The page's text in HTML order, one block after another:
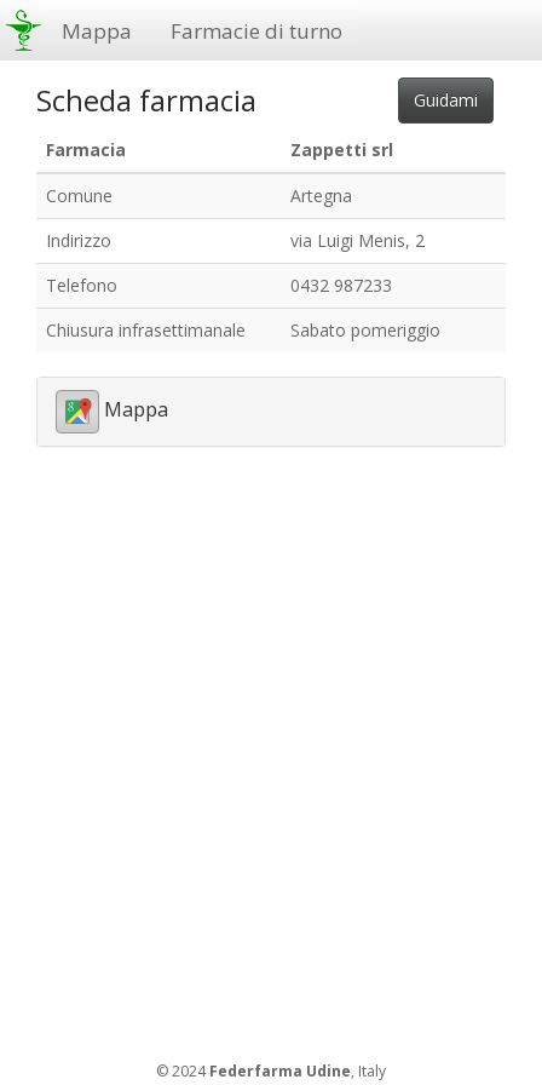
Mappa Farmacie di turno
Scheda farmacia
Farmacia
Zappetti srl
Comune
Artegna
Indirizzo
via Luigi Menis, 2
Telefono
0432 987233
Chiusura infrasettimanale
Sabato pomeriggio
Mappa
© 2024Federfarma Udine, Italy